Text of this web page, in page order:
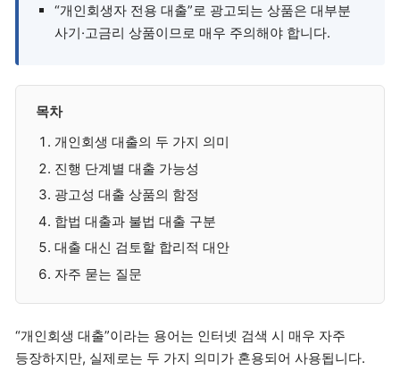
“개인회생자 전용 대출”로 광고되는 상품은 대부분
사기·고금리 상품이므로 매우 주의해야 합니다.
목차
개인회생 대출의 두 가지 의미
진행 단계별 대출 가능성
광고성 대출 상품의 함정
합법 대출과 불법 대출 구분
대출 대신 검토할 합리적 대안
자주 묻는 질문
“개인회생 대출”이라는 용어는 인터넷 검색 시 매우 자주
등장하지만, 실제로는 두 가지 의미가 혼용되어 사용됩니다.